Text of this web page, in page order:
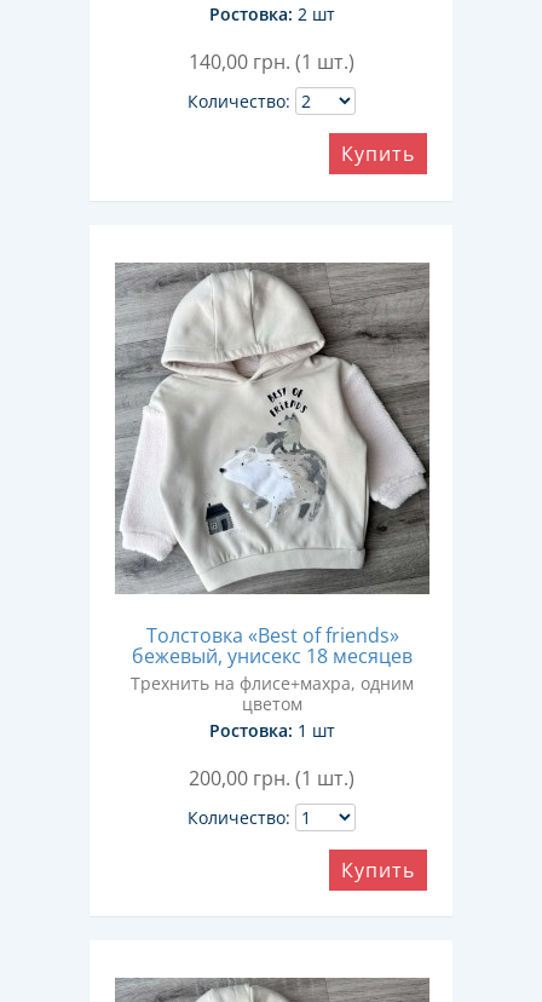
Ростовка: 2 шт
140,00 грн. (1 шт.)
Количество:
Купить
Толстовка «Best of friends»
бежевый, унисекс 18 месяцев
Трехнить на флисе+махра, одним
цветом
Ростовка: 1 шт
200,00 грн. (1 шт.)
Количество:
Купить